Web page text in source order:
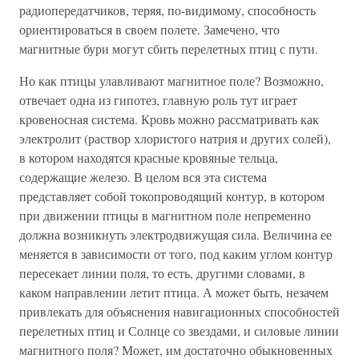
радиопередатчиков, теряя, по-видимому, способность
ориентироваться в своем полете. Замечено, что
магнитные бури могут сбить перелетных птиц с пути.
Но как птицы улавливают магнитное поле? Возможно,
отвечает одна из гипотез, главную роль тут играет
кровеносная система. Кровь можно рассматривать как
электролит (раствор хлористого натрия и других солей),
в котором находятся красные кровяные тельца,
содержащие железо. В целом вся эта система
представляет собой токопроводящий контур, в котором
при движении птицы в магнитном поле непременно
должна возникнуть электродвижущая сила. Величина ее
меняется в зависимости от того, под каким углом контур
пересекает линии поля, то есть, другими словами, в
каком направлении летит птица. А может быть, незачем
привлекать для объяснения навигационных способностей
перелетных птиц и Солнце со звездами, и силовые линии
магнитного поля? Может, им достаточно обыкновенных